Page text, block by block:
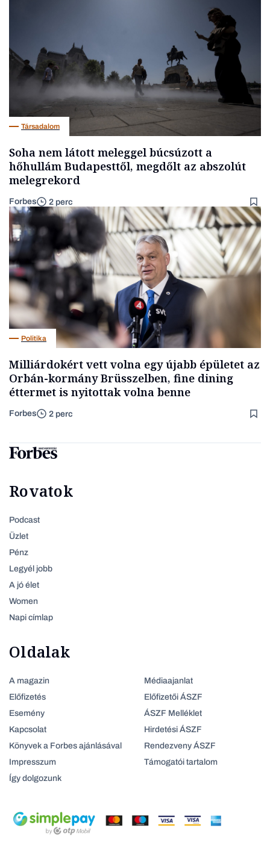
Társadalom
Soha nem látott meleggel búcsúzott a
hőhullám Budapesttől, megdőlt az abszolút
melegrekord
Forbes 2 perc
Politika
Milliárdokért vett volna egy újabb épületet az
Orbán-kormány Brüsszelben, fine dining
éttermet is nyitottak volna benne
Forbes 2 perc
Rovatok
Podcast
Üzlet
Pénz
Legyél jobb
A jó élet
Women
Napi címlap
Oldalak
A magazin
Előfizetés
Esemény
Kapcsolat
Könyvek a Forbes ajánlásával
Impresszum
Így dolgozunk
Médiaajanlat
Előfizetői ÁSZF
ÁSZF Melléklet
Hirdetési ÁSZF
Rendezveny ÁSZF
Támogatói tartalom